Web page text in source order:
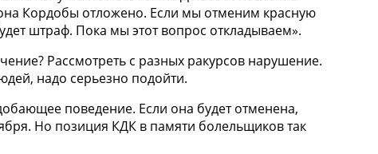
Кордобы отложено. Если мы отменим красную
штраф. Пока мы этот вопрос откладываем».
Рассмотреть с разных ракурсов нарушение.
надо серьезно подойти.
поведение. Если она будет отменена,
Но позиция КДК в памяти болельщиков так